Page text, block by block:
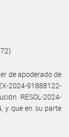
de apoderado de
2024-91888122-
RESOL-2024-
y que en su parte